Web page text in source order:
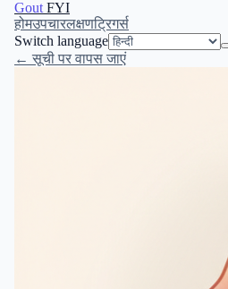
Gout FYI
होमउपचारलक्षणट्रिगर्स
Switch language
← सूची पर वापस जाएं